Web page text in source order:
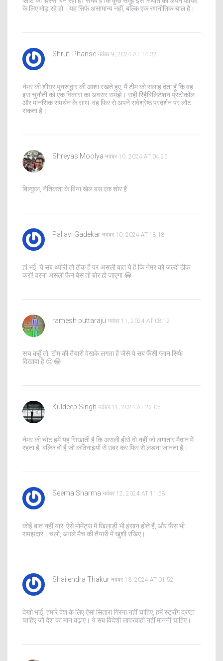
के लिए मोड़ रहे हों। यह सिर्फ असामान्य नहीं, बल्कि एक रणनीतिक चाल है।
Shruti Phanse नवंबर 9, 2024 AT 14:32
नेमर की शीघ्र पुनरुद्धार की आशा रखते हुए, मैं टीम को सलाह देता हूँ कि वह
इस चुनौती को एक विकास का अवसर समझे। सही रिहैबिलिटेशन प्रटोकॉल
और मानसिक समर्थन के साथ, वह फिर से अपने सर्वश्रेष्ठ प्रदर्शन पर लौट
सकता है।
Shreyas Moolya नवंबर 10, 2024 AT 04:25
बिल्कुल, नैतिकता के बिना खेल बस एक शोर है
Pallavi Gadekar नवंबर 10, 2024 AT 18:18
हां भई, ये सब थ्योरी तो ठीक है पर असली बात ये है कि नेमर को जल्दी ठीक
करो! वरना असली फैन बेस तो बोर हो जाएगा 😂
ramesh puttaraju नवंबर 11, 2024 AT 08:12
सच कहूँ तो, टीम की तैयारी देखके लगता है जैसे ये सब फैंसी प्लान सिर्फ
दिखावा है 😒😂
Kuldeep Singh नवंबर 11, 2024 AT 22:05
नेमर की चोट हमें यह सिखाती है कि असली हीरो वो नहीं जो लगातार मैदान में
रहता है, बल्कि वो है जो कठिनाइयों से उबर कर फिर से लड़ना जानता है।
Seema Sharma नवंबर 12, 2024 AT 11:58
कोई बात नहीं यार, ऐसे मोमेंट्स में खिलाड़ी भी इंसान होते हैं, और फैंस भी
समझदार। चलो, अगले मैच की तैयारी में खुशी रखिए।
Shailendra Thakur नवंबर 13, 2024 AT 01:52
देखो भाई, हमारे देश के लिए ऐसा सितारा गिरना नहीं चाहिए, हमें स्ट्रॉंग द्रष्टा
चाहिए जो देश का मान बढ़ाए। ये सब विदेशी लापरवाही नहीं माननी चाहिए।